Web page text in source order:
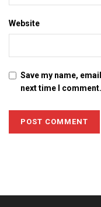
Website
Save my name,
next time I comment.